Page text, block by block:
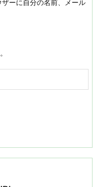
ーに自分の名前、メール